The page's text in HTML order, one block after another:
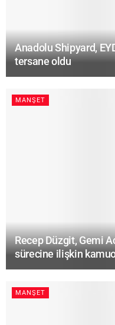
Anadolu Shipyard,
tersane oldu
MANŞET
Recep Düzgit, Gemi
sürecine ilişkin
MANŞET